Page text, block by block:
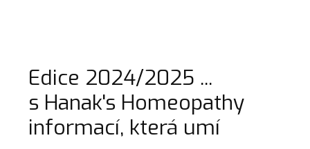
Edice 2024/2025 ...
s Hanak's Homeopathy
informací, která umí